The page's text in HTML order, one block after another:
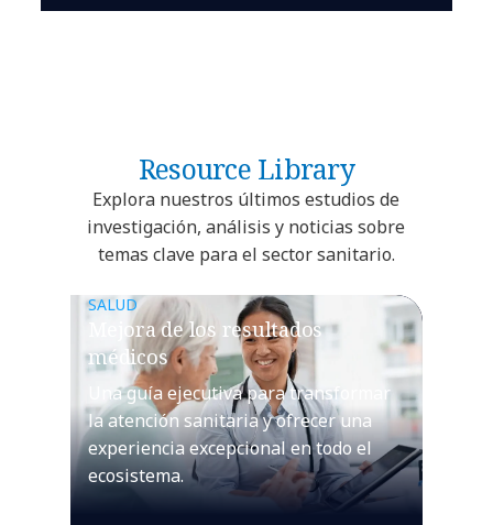
Resource Library
Explora nuestros últimos estudios de
investigación, análisis y noticias sobre
temas clave para el sector sanitario.
SALUD
Mejora de los resultados
médicos
Una guía ejecutiva para transformar
la atención sanitaria y ofrecer una
experiencia excepcional en todo el
ecosistema.